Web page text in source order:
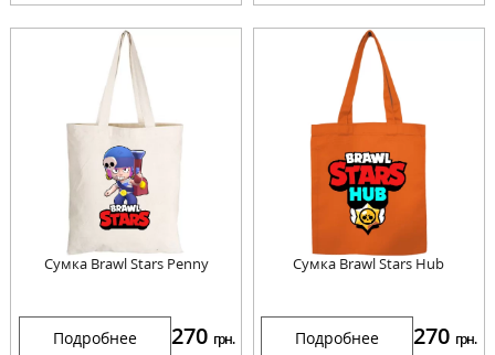
Сумка Brawl Stars Penny
Подробнее 270 грн.
Сумка Brawl Stars Hub
Подробнее 270 грн.